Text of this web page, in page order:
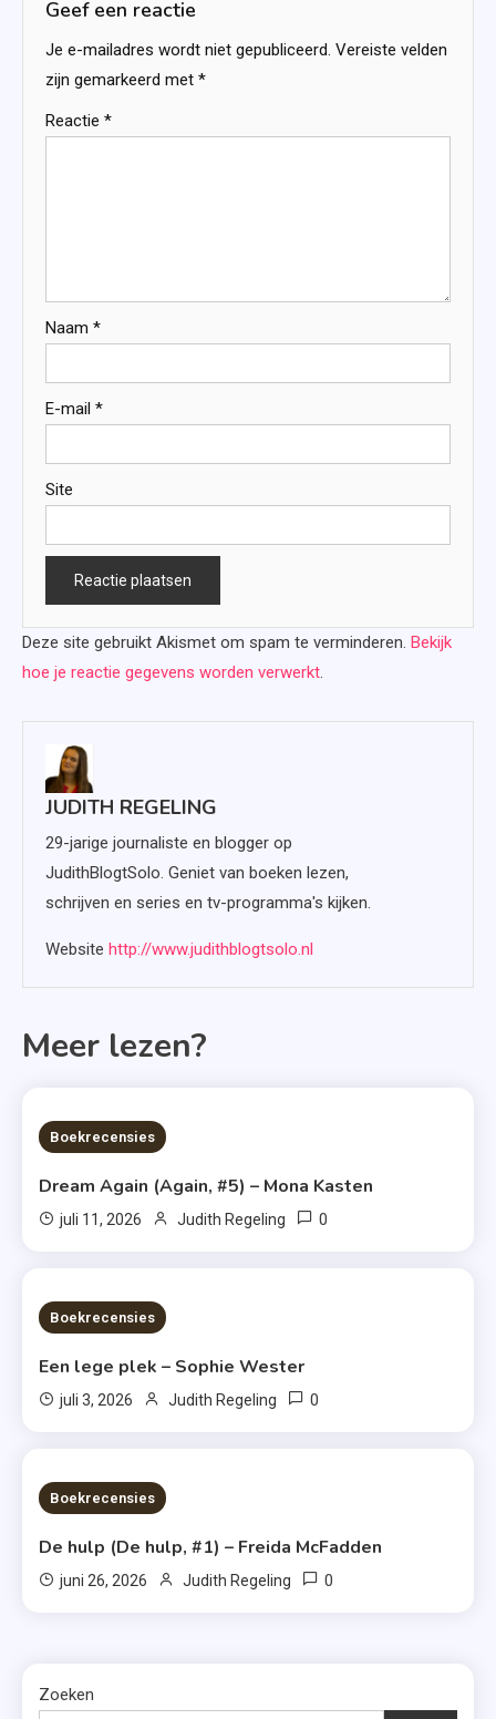
Geef een reactie
Je e-mailadres wordt niet gepubliceerd. Vereiste velden
zijn gemarkeerd met *
Reactie *
Naam *
E-mail *
Site
Deze site gebruikt Akismet om spam te verminderen. Bekijk
hoe je reactie gegevens worden verwerkt.
JUDITH REGELING
29-jarige journaliste en blogger op
JudithBlogtSolo. Geniet van boeken lezen,
schrijven en series en tv-programma's kijken.
Website http://www.judithblogtsolo.nl
Meer lezen?
6 MINS READ
Boekrecensies
Dream Again (Again, #5) – Mona Kasten
juli 11, 2026 Judith Regeling 0
6 MINS READ
Boekrecensies
Een lege plek – Sophie Wester
juli 3, 2026 Judith Regeling 0
7 MINS READ
Boekrecensies
De hulp (De hulp, #1) – Freida McFadden
juni 26, 2026 Judith Regeling 0
Zoeken